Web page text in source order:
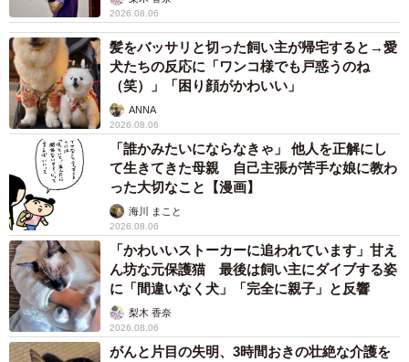
2026.08.06
髪をバッサリと切った飼い主が帰宅すると→愛
犬たちの反応に「ワンコ様でも戸惑うのね
（笑）」「困り顔がかわいい」
ANNA
2026.08.06
「誰かみたいにならなきゃ」 他人を正解にし
て生きてきた母親 自己主張が苦手な娘に教わ
った大切なこと【漫画】
海川 まこと
2026.08.06
「かわいいストーカーに追われています」甘え
ん坊な元保護猫 最後は飼い主にダイブする姿
に「間違いなく犬」「完全に親子」と反響
梨木 香奈
2026.08.06
がんと片目の失明、3時間おきの壮絶な介護を